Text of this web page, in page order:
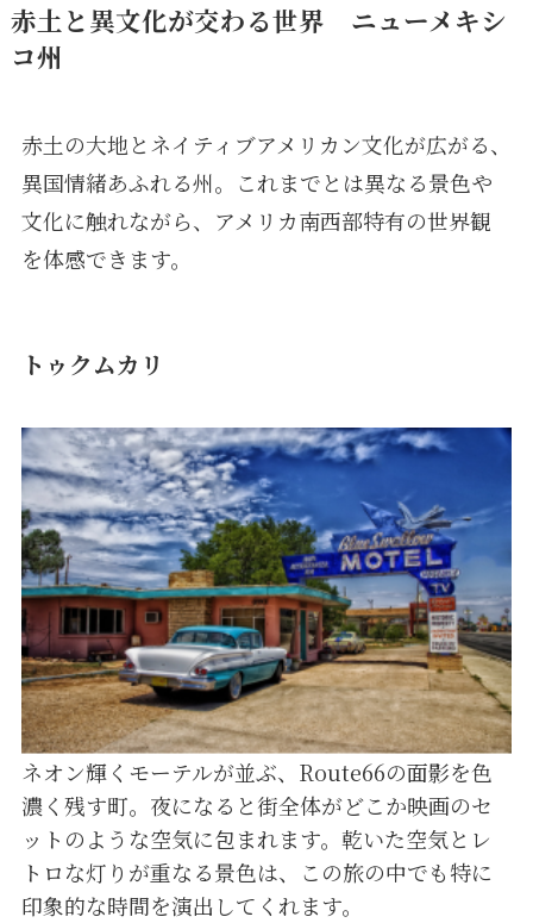
赤土と異文化が交わる世界 ニューメキシ
コ州
赤土の大地とネイティブアメリカン文化が広がる、
異国情緒あふれる州。これまでとは異なる景色や
文化に触れながら、アメリカ南西部特有の世界観
を体感できます。
トゥクムカリ
ネオン輝くモーテルが並ぶ、Route66の面影を色
濃く残す町。夜になると街全体がどこか映画のセ
ットのような空気に包まれます。乾いた空気とレ
トロな灯りが重なる景色は、この旅の中でも特に
印象的な時間を演出してくれます。